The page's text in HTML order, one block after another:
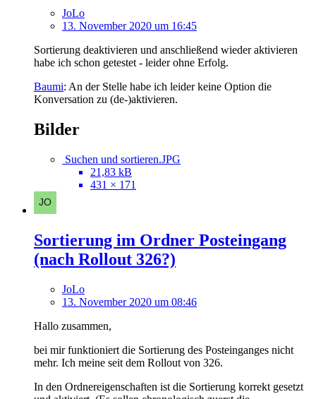
JoLo
13. November 2020 um 16:45
Sortierung deaktivieren und anschließend wieder aktivieren
habe ich schon getestet - leider ohne Erfolg.
Baumi: An der Stelle habe ich leider keine Option die
Konversation zu (de-)aktivieren.
Bilder
Suchen und sortieren.JPG
21,83 kB
431 × 171
Sortierung im Ordner Posteingang
(nach Rollout 326?)
JoLo
13. November 2020 um 08:46
Hallo zusammen,
bei mir funktioniert die Sortierung des Posteinganges nicht
mehr. Ich meine seit dem Rollout von 326.
In den Ordnereigenschaften ist die Sortierung korrekt gesetzt